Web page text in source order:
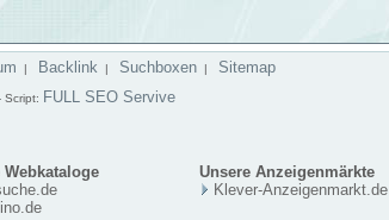
| Backlink | Suchboxen| Sitemap
Script: FULL SEO Servive
Webkataloge
Unsere Anzeigenmärkte
Klever-Anzeigenmarkt.de